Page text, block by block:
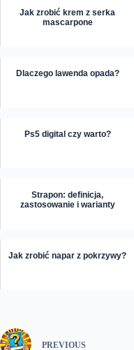
Jak zrobić krem z serka
mascarpone
Dlaczego lawenda opada?
Ps5 digital czy warto?
Strapon: definicja,
zastosowanie i warianty
Jak zrobić napar z pokrzywy?
PREVIOUS